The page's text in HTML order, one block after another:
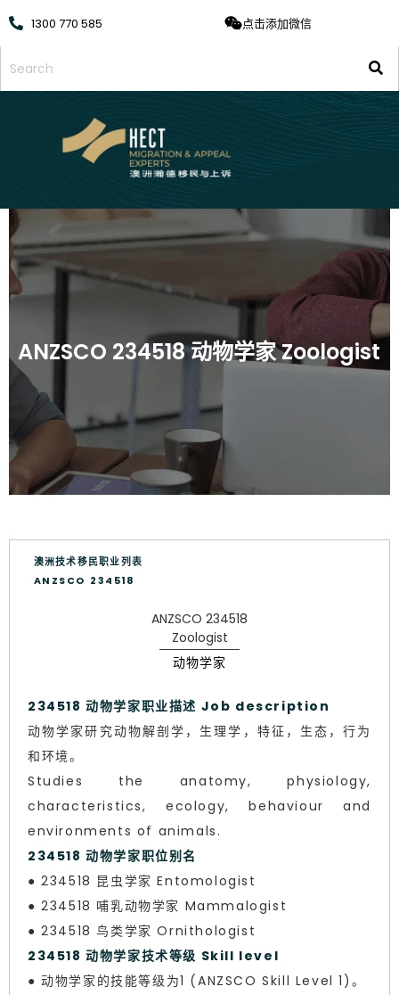
1300 770 585 点击添加微信
ANZSCO 234518 动物学家 Zoologist
澳洲技术移民职业列表
ANZSCO 234518
ANZSCO 234518
Zoologist
动物学家
234518 动物学家职业描述 Job description
动物学家研究动物解剖学，生理学，特征，生态，行为
和环境。
Studies the anatomy, physiology,
characteristics, ecology, behaviour and
environments of animals.
234518 动物学家职位别名
● 234518 昆虫学家 Entomologist
● 234518 哺乳动物学家 Mammalogist
● 234518 鸟类学家 Ornithologist
234518 动物学家技术等级 Skill level
● 动物学家的技能等级为1 (ANZSCO Skill Level 1)。